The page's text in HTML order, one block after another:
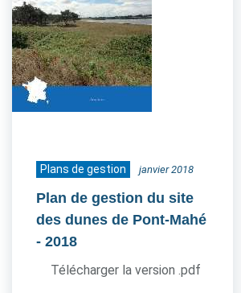
Plans de gestion janvier 2018
Plan de gestion du site
des dunes de Pont-Mahé
- 2018
Télécharger la version .pdf